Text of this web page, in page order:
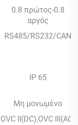
0.8 πρώτος-0.8
αργός
RS485/RS232/CAN
IP 65
Μη μονωμένο
OVC II(DC),OVC III(AC)